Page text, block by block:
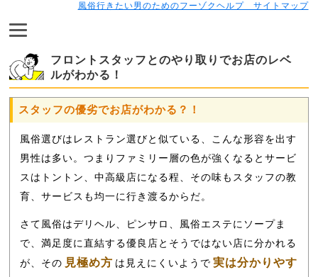
風俗行きたい男のためのフーゾクヘルプ サイトマップ
フロントスタッフとのやり取りでお店のレベ
ルがわかる！
スタッフの優劣でお店がわかる？！
風俗選びはレストラン選びと似ている、こんな形容を出す
男性は多い。つまりファミリー層の色が強くなるとサービ
スはトントン、中高級店になる程、その味もスタッフの教
育、サービスも均一に行き渡るからだ。
さて風俗はデリヘル、ピンサロ、風俗エステにソープま
で、満足度に直結する優良店とそうではない店に分かれる
が、その 見極め方 は見えにくいようで 実は分かりやす